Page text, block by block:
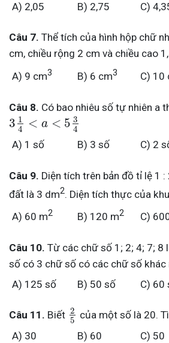
A) 2,05
B) 2,75 C)
Câu 7. Thể tích của hình hộp chữ
cm, chiều rộng 2 cm và chiều cao
A) 9 cm3 B) 6 cm3 C) 10
Câu 8. Có bao nhiêu số tự nhiên a
3 1
4
< a < 5 3
4
A) 1 số B) 3 số C) 2
Câu 9. Diện tích trên bản đồ tỉ lệ 1
đất là 3 dm2. Diện tích thực của
A) 60 m2 B) 120 m2 C)
Câu 10. Từ các chữ số 1; 2; 4; 7; 8
số có 3 chữ số có các chữ số khác
A) 125 số
B) 50 số C) 60
Câu 11. Biết 2
5
của một số là 20.
A) 30
B) 60 C) 50